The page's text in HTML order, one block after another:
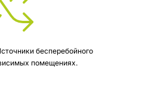
бесперебойного
помещениях.